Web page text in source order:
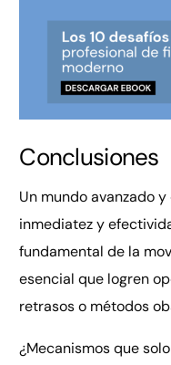
Conclusiones
Un mundo avanzado
inmediatez y
fundamental de la
esencial que logren
retrasos o métodos
¿Mecanismos que